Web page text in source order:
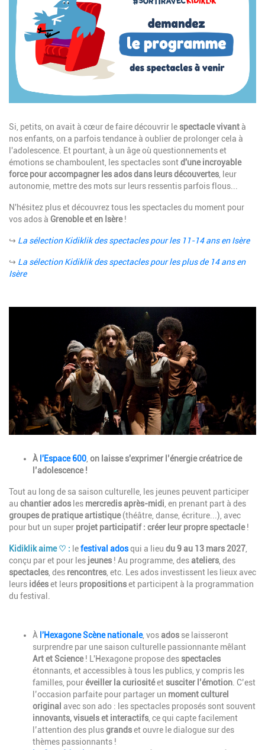
Description
Si, petits, on avait à cœurde faire découvrir lespectacle vivantà
nos enfants, on a parfois tendance à oublier de prolonger cela à
l'adolescence. Et pourtant, à un âge où questionnements et
émotions se chamboulent, les spectacles sontd'une incroyable
force pour accompagner les ados dans leurs découvertes , leur
autonomie, mettre des mots sur leurs ressentis parfois flous...
N'hésitez plus et découvrez tous les spectacles du moment pour
vos ados à Grenoble et en Isère!
↪ La sélection Kidiklik des spectacles pour les 11-14 ans en Isère
↪ La sélection Kidiklik des spectacles pour les plus de 14 ans en
Isère
Description
À l'Espace 600 on laisse s'exprimer l’énergie créatrice de
l’adolescence !
Tout au long de sa saison culturelle,
les jeunes peuvent participer
au chantier ados les mercredis après-midi , en prenant part à des
groupes de pratique artistique(théâtre, danse, écriture...), avec
pour but un super projet participatif : créer leur propre spectacle!
Kidiklik aime ♡ : lefestival adosqui a lieu du9 au 13 mars 2027
conçu par et pour les jeunes ! Au programme, desateliers , des
spectacles , des rencontres , etc. Les ados investissent les lieux avec
leurs idéeset leurs propositionset participent à la programmation
du festival.
Description
À l'Hexagone Scène nationale, vosados se laisseront
surprendre par une saison culturelle passionnante mêlant
Art et Science! L'Hexagone propose desspectacles
étonnants, et accessibles à tous les publics, y compris les
familles, pouréveiller la curiositéetsusciter l’émotion C’est
l’occasion parfaite pour partager un moment culturel
original avec son ado : les spectacles proposés sont souvent
innovants, visuels et interactifs , ce qui capte facilement
l’attention des plusgrandset ouvre le dialogue sur des
thèmes passionnants !